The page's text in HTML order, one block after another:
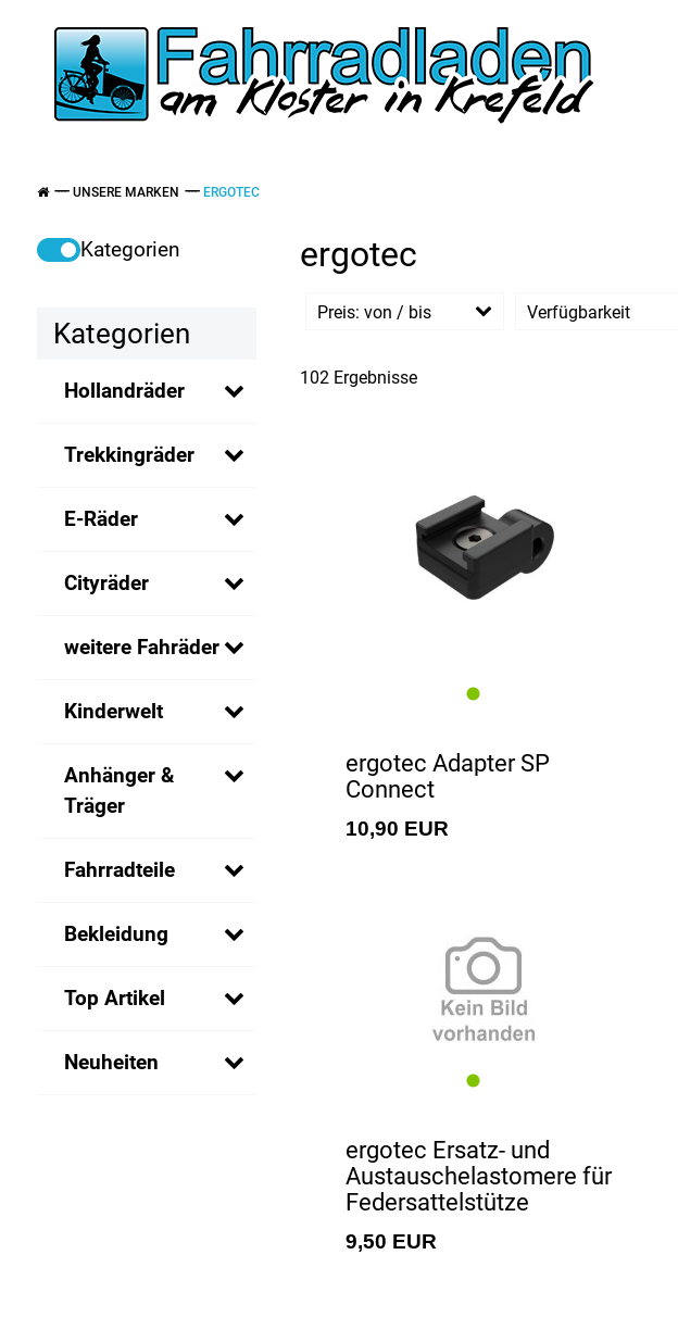
UNSERE MARKEN ERGOTEC
Kategorien ergotec
Kategorien
Hollandräder
Trekkingräder
E-Räder
Cityräder
weitere Fahräder
Kinderwelt
Anhänger &
Träger
Fahrradteile
Bekleidung
Top Artikel
Neuheiten
Preis: von / bis Verfügbarkeit
102 Ergebnisse
ergotec Adapter SP
Connect
10,90 EUR
ergotec Ersatz- und
Austauschelastomere für
Federsattelstütze
9,50 EUR